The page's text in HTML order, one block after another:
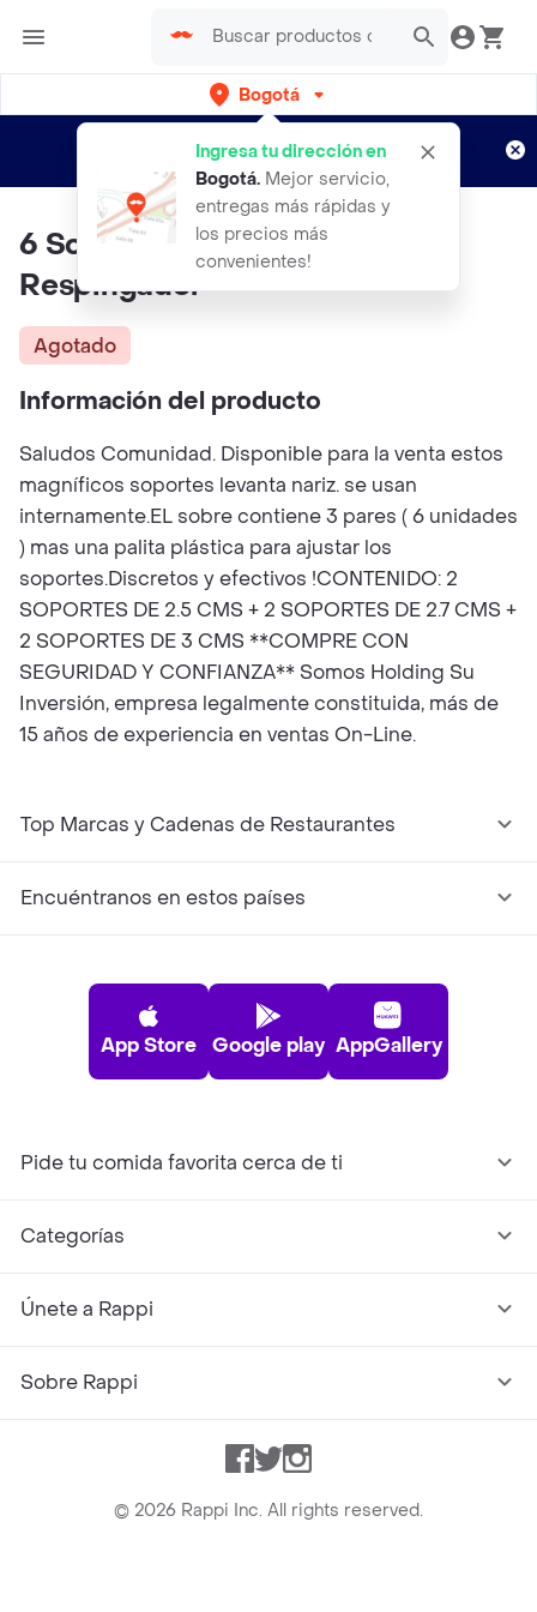
Bogotá
Ingresa tu dirección en
Bogotá. Mejor servicio,
entregas más rápidas y
los precios más
convenientes!
envíos gratis por semanas
Aplican TyC
6 Soportes Correctos Nasal
Respingador
Agotado
Información del producto
Saludos Comunidad. Disponible para la venta estos
magníficos soportes levanta nariz. se usan
internamente.EL sobre contiene 3 pares ( 6 unidades
) mas una palita plástica para ajustar los
soportes.Discretos y efectivos !CONTENIDO: 2
SOPORTES DE 2.5 CMS + 2 SOPORTES DE 2.7 CMS +
2 SOPORTES DE 3 CMS **COMPRE CON
SEGURIDAD Y CONFIANZA** Somos Holding Su
Inversión, empresa legalmente constituida, más de
15 años de experiencia en ventas On-Line.
Top Marcas y Cadenas de Restaurantes
Encuéntranos en estos países
App Store Google play AppGallery
Pide tu comida favorita cerca de ti
Categorías
Únete a Rappi
Sobre Rappi
Facebook
TwitterInstagram
© 2026 Rappi Inc. All rights reserved.